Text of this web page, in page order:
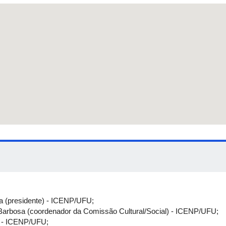
(presidente) - ICENP/UFU;
(coordenador da Comissão Cultural/Social) - ICENP/UFU;
ICENP/UFU;